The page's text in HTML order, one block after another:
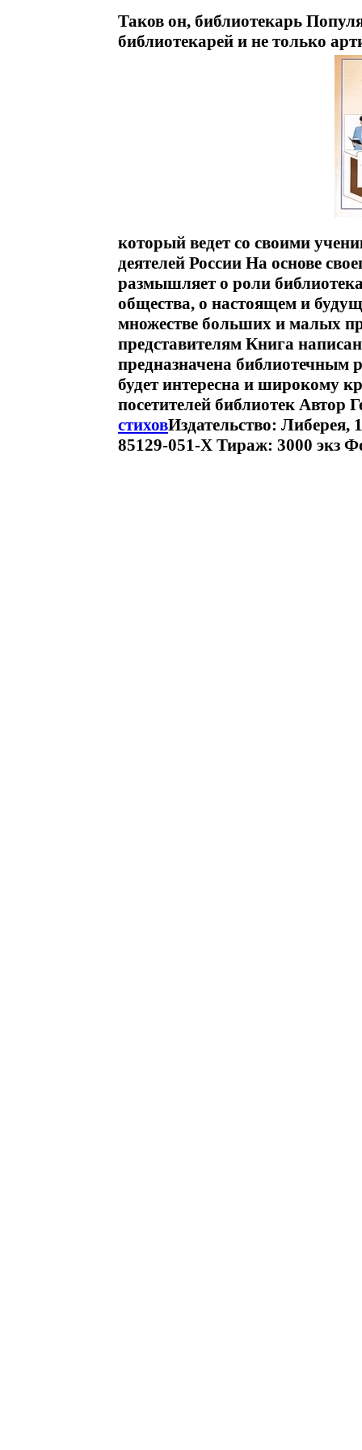
Таков он, библиотекарь
библиотекарей и не только
который ведет со своими
деятелей России На основе
размышляет о роли
общества, о настоящем и
множестве больших и малых
представителям Книга
предназначена библиотечным
будет интересна и широкому
посетителей библиотек Автор
стиховИздательство: Либерея,
85129-051-Х Тираж: 3000 экз